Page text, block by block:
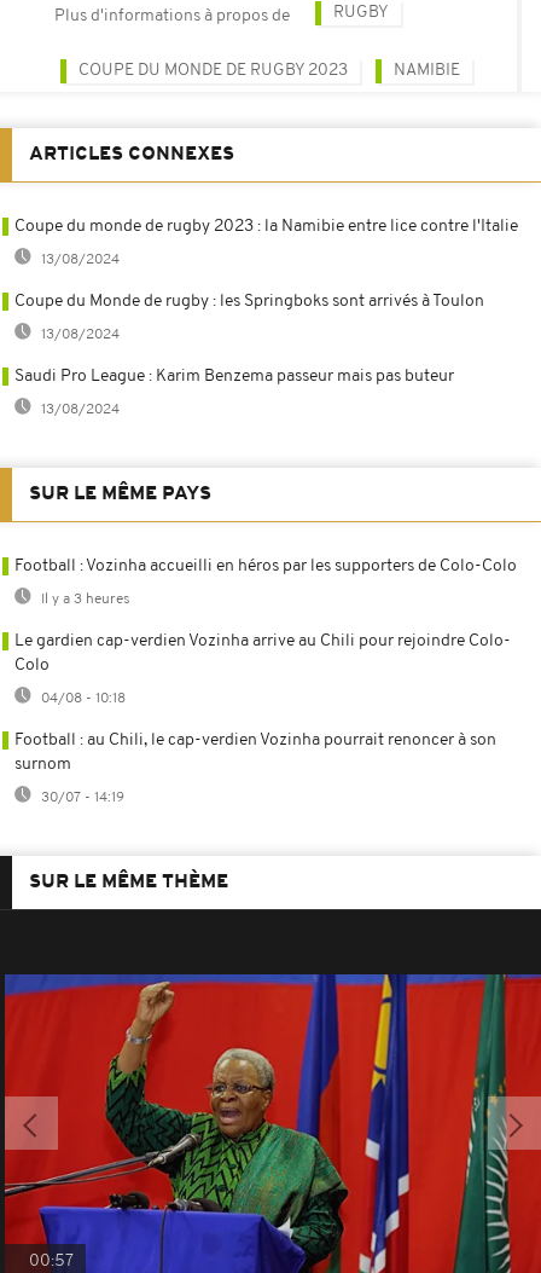
Plus d'informations à propos de RUGBY
COUPE DU MONDE DE RUGBY 2023 NAMIBIE
ARTICLES CONNEXES
Coupe du monde de rugby 2023 : la Namibie entre lice contre l'Italie
13/08/2024
Coupe du Monde de rugby : les Springboks sont arrivés à Toulon
13/08/2024
Saudi Pro League : Karim Benzema passeur mais pas buteur
13/08/2024
SUR LE MÊME PAYS
Football : Vozinha accueilli en héros par les supporters de Colo-Colo
Il y a 3 heures
Le gardien cap-verdien Vozinha arrive au Chili pour rejoindre Colo-
Colo
04/08 - 10:18
Football : au Chili, le cap-verdien Vozinha pourrait renoncer à son
surnom
30/07 - 14:19
SUR LE MÊME THÈME
00:57